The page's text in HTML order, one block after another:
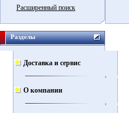
Расширенный поиск
Разделы
Доставка и сервис
О компании